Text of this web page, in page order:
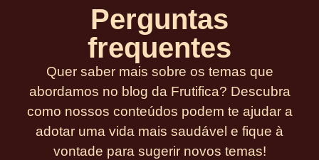
Perguntas
frequentes
Quer saber mais sobre os temas que
abordamos no blog da Frutifica? Descubra
como nossos conteúdos podem te ajudar a
adotar uma vida mais saudável e fique à
vontade para sugerir novos temas!